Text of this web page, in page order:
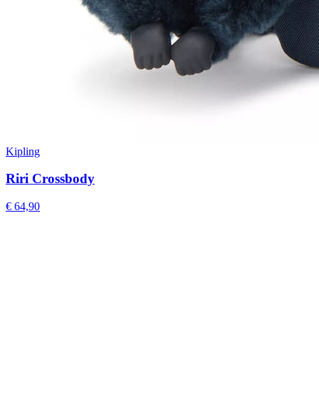
Kipling
Riri Crossbody
€ 64,90